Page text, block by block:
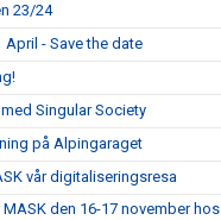
23/24
- Save the date
Singular Society
på Alpingaraget
vår digitaliseringsresa
den 16-17 november hos